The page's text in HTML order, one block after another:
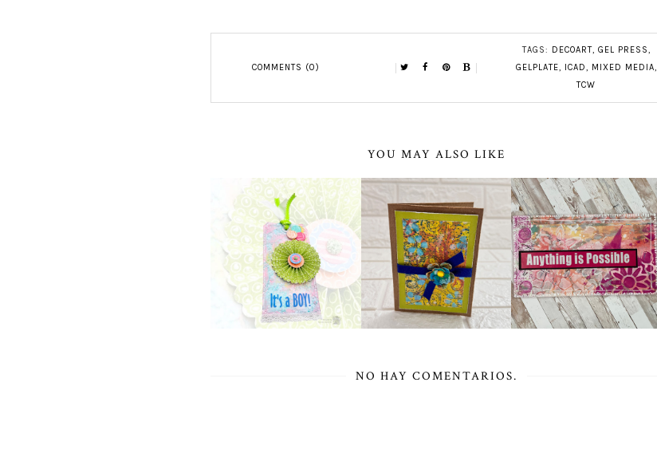
COMMENTS (0)
TAGS: DECOART, GEL PRESS,
GELPLATE, ICAD, MIXED MEDIA,
TCW
YOU MAY ALSO LIKE
NO HAY COMENTARIOS.